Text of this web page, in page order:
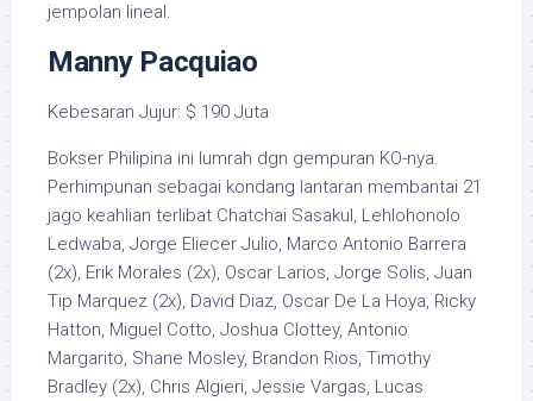
jempolan lineal.
Manny Pacquiao
Kebesaran Jujur: $ 190 Juta
Bokser Philipina ini lumrah dgn gempuran KO-nya.
Perhimpunan sebagai kondang lantaran membantai 21
jago keahlian terlibat Chatchai Sasakul, Lehlohonolo
Ledwaba, Jorge Eliecer Julio, Marco Antonio Barrera
(2x), Erik Morales (2x), Oscar Larios, Jorge Solis, Juan
Tip Marquez (2x), David Diaz, Oscar De La Hoya, Ricky
Hatton, Miguel Cotto, Joshua Clottey, Antonio
Margarito, Shane Mosley, Brandon Rios, Timothy
Bradley (2x), Chris Algieri, Jessie Vargas, Lucas